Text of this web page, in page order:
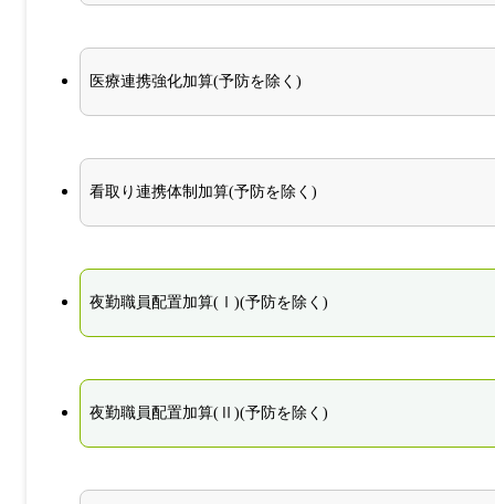
医療連携強化加算(予防を除く)
看取り連携体制加算(予防を除く)
夜勤職員配置加算(Ⅰ)(予防を除く)
夜勤職員配置加算(Ⅱ)(予防を除く)